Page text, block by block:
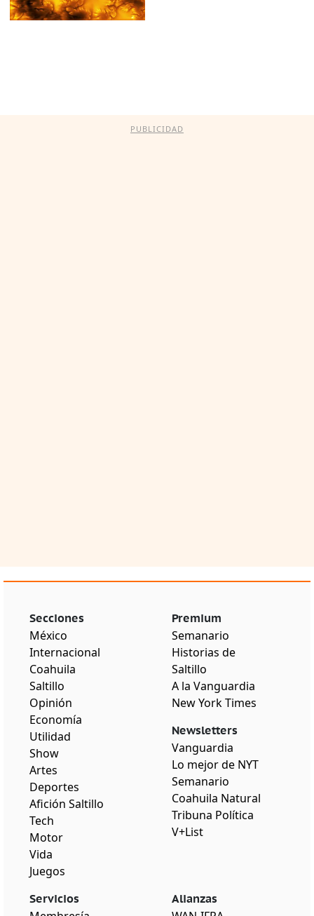
PUBLICIDAD
Secciones
México
Internacional
Coahuila
Saltillo
Opinión
Economía
Utilidad
Show
Artes
Deportes
Afición Saltillo
Tech
Motor
Vida
Juegos
Premium
Semanario
Historias de
Saltillo
A la Vanguardia
New York Times
Newsletters
Vanguardia
Lo mejor de NYT
Semanario
Coahuila Natural
Tribuna Política
V+List
Servicios Alianzas